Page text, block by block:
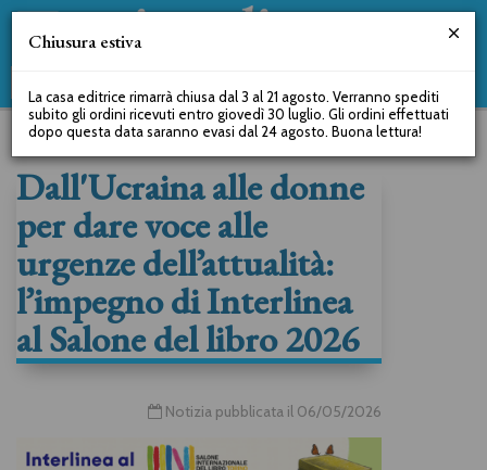
Dall'Ucraina alle donne
per dare voce alle
urgenze dell’attualità:
l’impegno di Interlinea
al Salone del libro 2026
Notizia pubblicata il 06/05/2026
Chiusura estiva
La casa editrice rimarrà chiusa dal 3 al 21 agosto. Verranno spediti
subito gli ordini ricevuti entro giovedì 30 luglio. Gli ordini effettuati
dopo questa data saranno evasi dal 24 agosto. Buona lettura!